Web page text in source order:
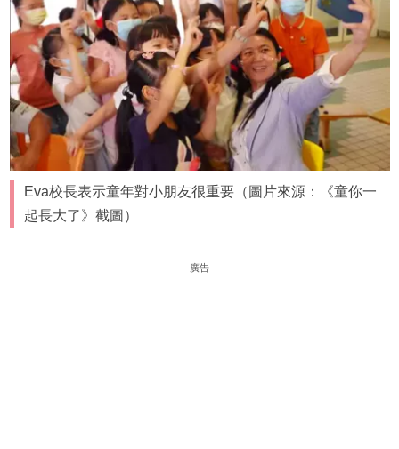
Eva校長表示童年對小朋友很重要（圖片來源：《童你一
起長大了》截圖）
廣告